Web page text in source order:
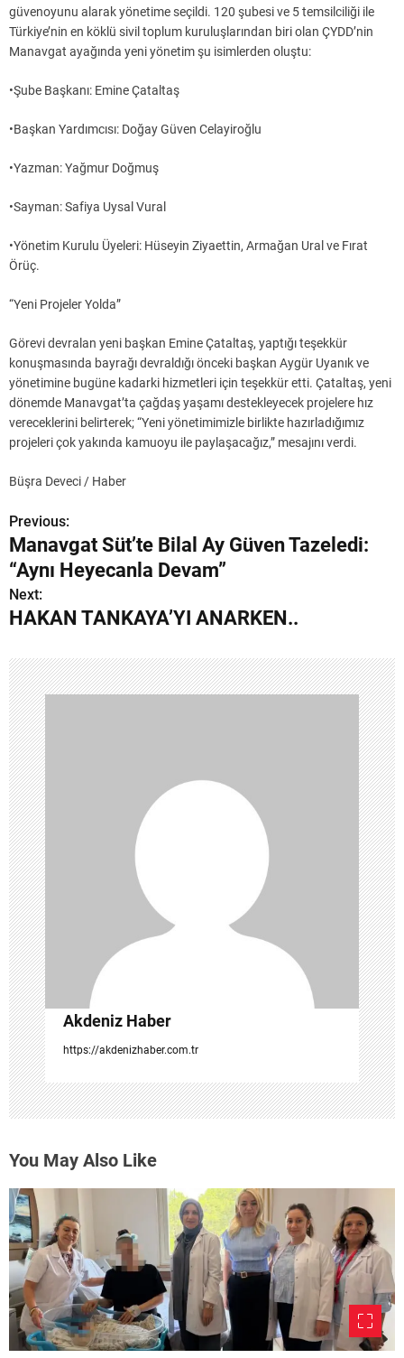
güvenoyunu alarak yönetime seçildi. 120 şubesi ve 5 temsilciliği ile
Türkiye’nin en köklü sivil toplum kuruluşlarından biri olan ÇYDD’nin
Manavgat ayağında yeni yönetim şu isimlerden oluştu:
•Şube Başkanı: Emine Çataltaş
•Başkan Yardımcısı: Doğay Güven Celayiroğlu
•Yazman: Yağmur Doğmuş
•Sayman: Safiya Uysal Vural
•Yönetim Kurulu Üyeleri: Hüseyin Ziyaettin, Armağan Ural ve Fırat
Örüç.
“Yeni Projeler Yolda”
Görevi devralan yeni başkan Emine Çataltaş, yaptığı teşekkür
konuşmasında bayrağı devraldığı önceki başkan Aygür Uyanık ve
yönetimine bugüne kadarki hizmetleri için teşekkür etti. Çataltaş, yeni
dönemde Manavgat’ta çağdaş yaşamı destekleyecek projelere hız
vereceklerini belirterek; “Yeni yönetimimizle birlikte hazırladığımız
projeleri çok yakında kamuoyu ile paylaşacağız,” mesajını verdi.
Büşra Deveci / Haber
Y
a
z
ı
g
e
z
i
n
m
e
s
i
Previous:
Manavgat Süt’te Bilal Ay Güven Tazeledi:
“Aynı Heyecanla Devam”
Next:
HAKAN TANKAYA’YI ANARKEN..
Akdeniz Haber
https://akdenizhaber.com.tr
You May Also Like